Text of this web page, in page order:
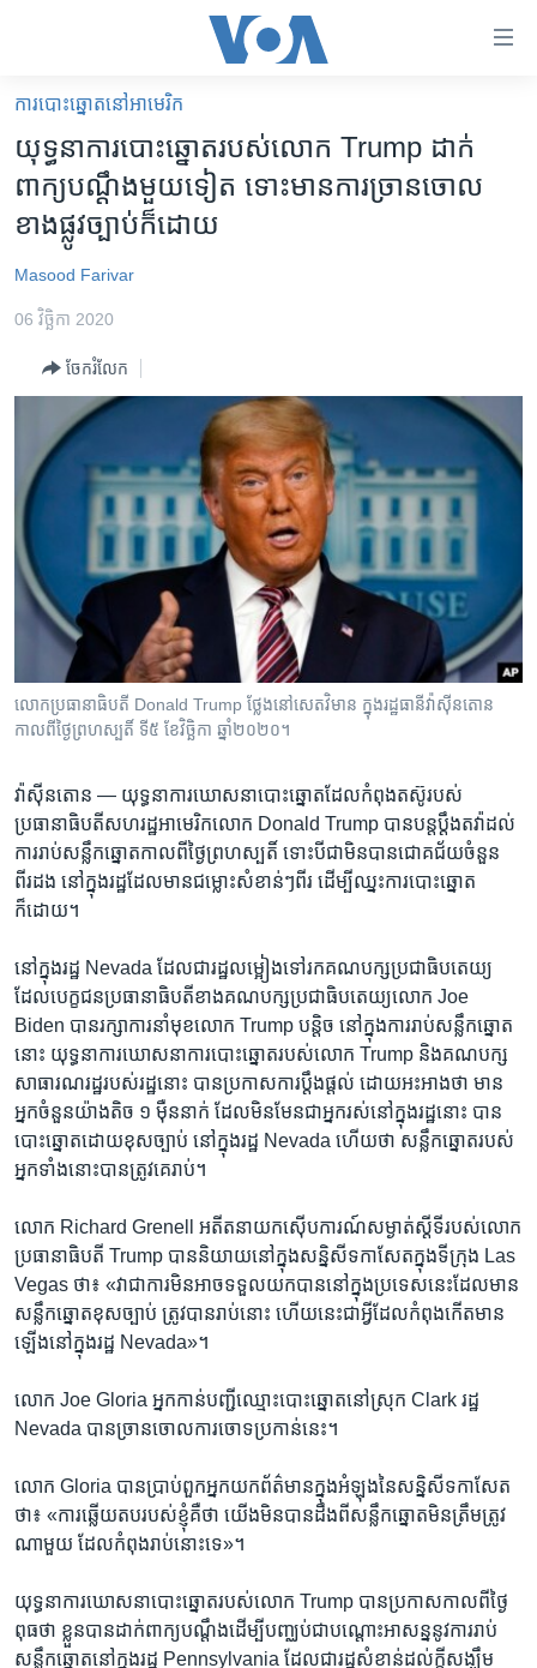
គេហទំព័រ​
ទាក់ទង
រំលង​
និង​
ចូល​
ទំព័រ​
ព័ត៌មាន​​
រំលង​
ទំព័រ​
រចនា
សម្ព័ន្ធ​
រំលង​
ទៅ​
កាន់​
ទំព័រ​
រក
អន្តរជាតិ
អាមេរិក
ព្រឹត្តិការណ៍ព័ត៌មាន
ទូរទស្សន៍ / វីដេអូ​
វិទ្យុ / ផតខាសថ៍
កម្មវិធីទាំងអស់
Khmer English
បណ្តាញ​សង្គម
ការបោះឆ្នោតនៅអាមេរិក
យុទ្ធនាការ​បោះឆ្នោត​របស់​លោក Trump ដាក់​
ពាក្យ​បណ្តឹង​មួយ​ទៀត ទោះ​មាន​ការ​ច្រាន​ចោល​
ខាង​ផ្លូវច្បាប់​ក៏ដោយ
Masood Farivar
06 វិច្ឆិកា 2020
ចែករំលែក
លោកប្រធានាធិបតី Donald Trump ថ្លែងនៅសេតវិមាន ក្នុងរដ្ឋធានីវ៉ាស៊ីនតោន
កាលពីថ្ងៃព្រហស្បតិ៍ ទី៥ ខែវិច្ឆិកា ឆ្នាំ២០២០។
វ៉ាស៊ីនតោន — យុទ្ធនាការ​ឃោសនា​បោះ​ឆ្នោត​ដែលកំពុង​តស៊ូ​របស់​
ប្រធានាធិបតី​សហរដ្ឋ​អាមេរិក​លោក Donald Trump បាន​បន្ត​ប្តឹង​តវ៉ា​ដល់​
ការរាប់​សន្លឹក​ឆ្នោត​កាលពី​ថ្ងៃ​ព្រហស្បតិ៍ ទោះបី​ជា​មិន​បាន​ជោគជ័យ​ចំនួន​
ពីរដង​ នៅ​ក្នុង​រដ្ឋ​ដែល​មាន​ជម្លោះ​សំខាន់ៗ​ពីរ ដើម្បី​ឈ្នះ​ការបោះឆ្នោត​
ក៏ដោយ។
នៅក្នុងរដ្ឋ Nevada ដែល​ជា​រដ្ឋ​លម្អៀងទៅរក​គណបក្ស​ប្រជាធិបតេយ្យ​
ដែល​បេក្ខជន​ប្រធានាធិបតីខាង​គណបក្ស​ប្រជាធិបតេយ្យលោក Joe
Biden បាន​រក្សា​ការនាំមុខលោក Trump បន្តិច​ នៅ​ក្នុង​ការរាប់​សន្លឹក​ឆ្នោត
នោះ យុទ្ធនាការ​ឃោសនា​ការបោះឆ្នោត​របស់​លោក Trump និង​គណបក្ស​
សាធារណរដ្ឋ​របស់​រដ្ឋ​នោះ បាន​ប្រកាស​ការប្តឹងផ្តល់​ ដោយអះអាង​ថា​ មាន​
អ្នក​ចំនួន​យ៉ាង​តិច​ ១ ម៉ឺន​នាក់ ​ដែល​មិន​មែន​ជា​អ្នក​រស់នៅ​ក្នុង​រដ្ឋ​នោះ ​បាន​
បោះឆ្នោត​ដោយ​ខុសច្បាប់​ នៅ​ក្នុង​រដ្ឋ Nevada ហើយថា​ សន្លឹក​ឆ្នោត​របស់​
អ្នកទាំងនោះ​បាន​ត្រូវ​គេ​រាប់។
លោក Richard Grenell អតីត​នាយក​ស៊ើបការណ៍​សម្ងាត់​ស្តីទី​របស់​លោក​
ប្រធានាធិបតី Trump បាន​និយាយ​នៅក្នុង​សន្និសីទ​កាសែត​ក្នុង​ទីក្រុង Las
Vegas ថា៖ «វា​ជា​ការ​មិន​អាច​ទទួល​យក​បាន​នៅ​ក្នុង​ប្រទេស​នេះ​ដែល​មាន​
សន្លឹក​ឆ្នោត​ខុស​ច្បាប់ ​ត្រូវ​បាន​រាប់​នោះ ហើយ​នេះ​ជា​អ្វី​ដែល​កំពុង​កើត​មាន​
ឡើង​នៅ​ក្នុង​រដ្ឋ Nevada»។
លោក Joe Gloria អ្នក​កាន់​បញ្ជី​ឈ្មោះ​បោះឆ្នោត​នៅ​ស្រុក Clark រដ្ឋ
Nevada បាន​ច្រានចោល​ការចោទប្រកាន់​នេះ​។
លោក Gloria បាន​ប្រាប់​ពួក​អ្នក​យកព័ត៌មាន​ក្នុង​អំឡុង​នៃ​សន្និសីទ​កាសែត​
ថា៖ «ការឆ្លើយតប​របស់​ខ្ញុំ​គឺ​ថា យើង​មិន​បាន​ដឹង​ពី​សន្លឹក​ឆ្នោត​មិនត្រឹម​ត្រូវ​
ណា​មួយ ​ដែល​កំពុង​រាប់​នោះ​ទេ»។
យុទ្ធនាការ​ឃោសនា​បោះឆ្នោត​របស់​លោក Trump បាន​ប្រកាស​កាលពី​ថ្ងៃ​
ពុធ​ថា ខ្លួនបាន​ដាក់​ពាក្យ​បណ្តឹង​ដើម្បី​បញ្ឈប់​ជា​បណ្តោះ​អាសន្ន​នូវ​ការរាប់​
សន្លឹក​ឆ្នោតនៅ​ក្នុង​រដ្ឋ Pennsylvania ដែល​ជារដ្ឋ​សំខាន់​ដល់​ក្តី​សង្ឃឹម​